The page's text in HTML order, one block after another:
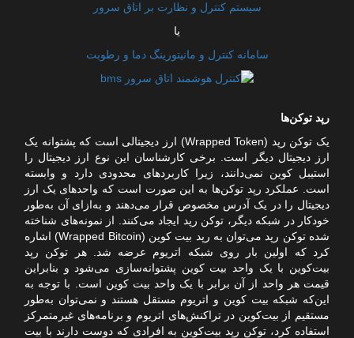
سیستم کنترل و نظارت بر اتاق سرور
یا
سامانه کنترل و مانیتورینگ دما و رطوبت
رپد توکن‌ها
یک توکن رپد (Wrapped Token) ارز دیجیتالی است که پشتوانه یک
ارز دیجیتال دیگر است. برخی کارشناسان این نوع ارز دیجیتال را
استیبل کوین نمی‌دانند، زیرا کاربردهای محدودی دارد و وابسته
است. عملکرد رپد توکن‌ها به این صورت است که واحدهای یک ارز
دیجیتال را در یک آدرس مخصوص قرار می‌دهند و به‌ازای آن به‌طور
خودکار در شبکه دیگر، توکن رپد ایجاد می‌کنند. از نمونه‌های شناخته
شده توکن رپد می‌توان به رپد بیت کوین (Wrapped Bitcoin) اشاره
کرد که اولین بار روی شبکه اتریوم عرضه شد. هر توکن رپد
بیت‌کوین با یک واحد بیت کوین پشتوانه‌سازی می‌شود و بنابراین
قیمت هر واحد از آن برابر با یک واحد بیت کوین است. با توجه به
این‌که شبکه بیت کوین و اتریوم مستقل هستند و نمی‌توان به‌طور
مستقیم از بیت‌کوین در تراکنش‌های اتریوم و برنامه‌های غیرمتمرکز
استفاده کرد، توکن رپد بیت‌کوین به افرادی که دوست دارند با بیت